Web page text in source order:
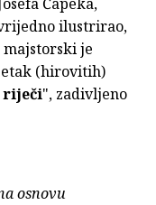
ilustrirao,
je
(hirovitih)
riječi", zadivljeno
osnovu